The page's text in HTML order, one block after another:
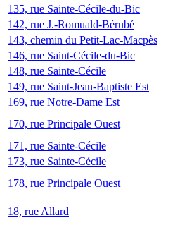
135, rue Sainte-Cécile-du-Bic
142, rue J.-Romuald-Bérubé
143, chemin du Petit-Lac-Macpès
146, rue Saint-Cécile-du-Bic
148, rue Sainte-Cécile
149, rue Saint-Jean-Baptiste Est
169, rue Notre-Dame Est
170, rue Principale Ouest
171, rue Sainte-Cécile
173, rue Sainte-Cécile
178, rue Principale Ouest
18, rue Allard